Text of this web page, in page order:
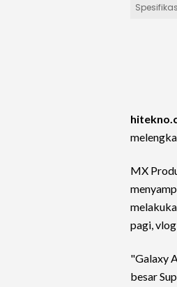
MX
pagi,
"Galaxy
besar